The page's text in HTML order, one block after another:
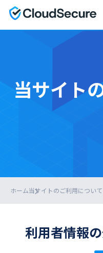
当サイト
ホーム当サイトのご利用について
利用者情報